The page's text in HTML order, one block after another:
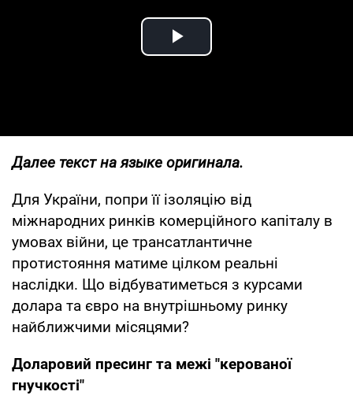
Play Video
Далее текст на языке оригинала.
Для України, попри її ізоляцію від
міжнародних ринків комерційного капіталу в
умовах війни, це трансатлантичне
протистояння матиме цілком реальні
наслідки. Що відбуватиметься з курсами
долара та євро на внутрішньому ринку
найближчими місяцями?
Доларовий пресинг та межі "керованої
гнучкості"